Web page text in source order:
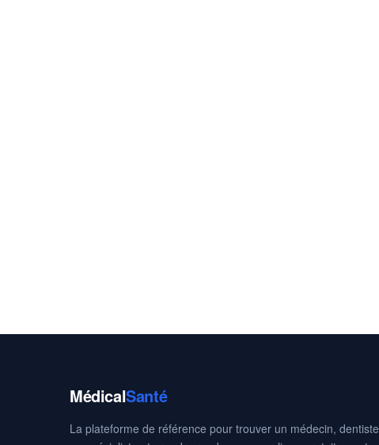
MédicalSanté
La plateforme de référence pour trouver un médecin, dentiste